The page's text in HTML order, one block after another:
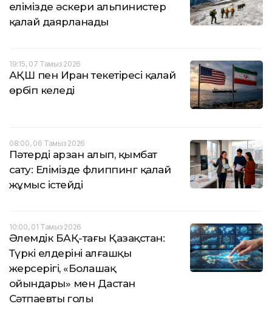
елімізде әскери альпинистер
қалай даярланады
19:15, 07 Тамыз 2026
АҚШ пен Иран текетіресі қалай
өрбіп келеді
08:00, 06 Тамыз 2026
Пәтерді арзан алып, қымбат
сату: Елімізде флиппинг қалай
жұмыс істейді
10:00, 01 Тамыз 2026
Әлемдік БАҚ-тағы Қазақстан:
Түркі елдерінің алғашқы
жерсерігі, «Болашақ
ойындары» мен Дастан
Сәтпаевтың голы